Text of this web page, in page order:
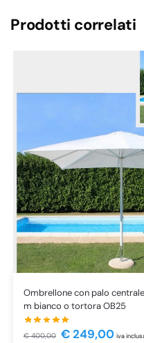
Prodotti correlati
Ombrellone con palo
m bianco o tortora OB25
€400,00 €249,00 iva